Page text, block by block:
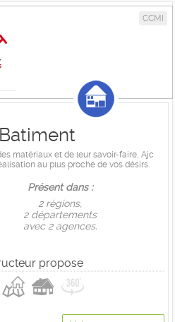
CCMI
matériaux et de leur savoir-faire, Ajc
au plus proche de vos désirs.
Présent dans :
2 règions,
2 départements
avec 2 agences.
propose